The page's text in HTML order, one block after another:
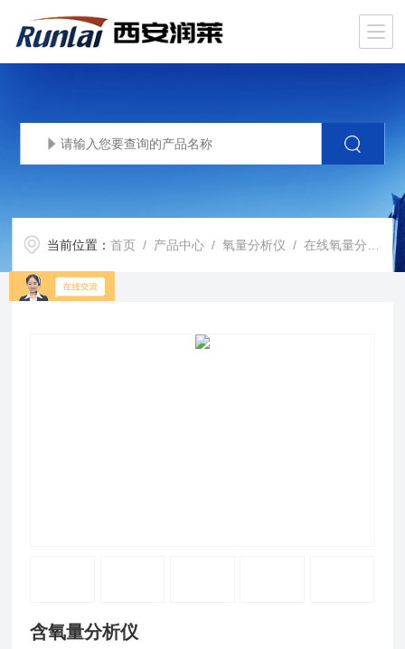
当前位置：首页 / 产品中心 /氧量分析仪 /在线氧量分析仪 /
含氧量分析仪